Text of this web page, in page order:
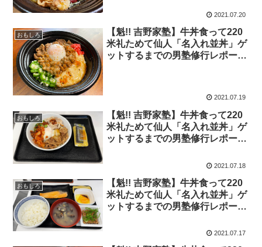
2021.07.20
おもしろ
【魁!! 吉野家塾】牛丼食って220
米礼ためて仙人「名入れ並丼」ゲ
ットするまでの男塾修行レポー
2021.07.19
おもしろ
【魁!! 吉野家塾】牛丼食って220
米礼ためて仙人「名入れ並丼」ゲ
ットするまでの男塾修行レポー
2021.07.18
おもしろ
【魁!! 吉野家塾】牛丼食って220
米礼ためて仙人「名入れ並丼」ゲ
ットするまでの男塾修行レポー
2021.07.17